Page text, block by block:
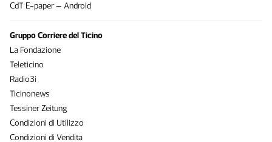
CdT E-paper – Android
Gruppo Corriere del Ticino
La Fondazione
Teleticino
Radio3i
Ticinonews
Tessiner Zeitung
Condizioni di Utilizzo
Condizioni di Vendita